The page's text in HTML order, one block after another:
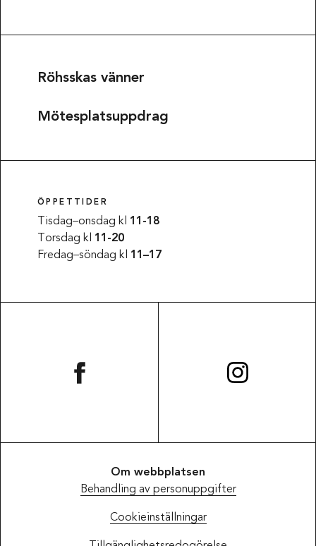
Röhsskas vänner
Mötesplatsuppdrag
ÖPPETTIDER
Tisdag–onsdag kl 11-18
Torsdag kl 11-20
Fredag–söndag kl 11–17
Om webbplatsen
Behandling av personuppgifter
Cookieinställningar